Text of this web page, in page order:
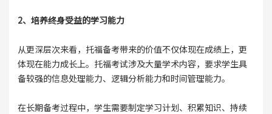
2、培养终身受益的学习能力
从更深层次来看，托福备考带来的价值不仅体现在成绩上，更
体现在能力成长上。托福考试涉及大量学术内容，要求学生具
备较强的信息处理能力、逻辑分析能力和时间管理能力。
在长期备考过程中，学生需要制定学习计划、积累知识、持续